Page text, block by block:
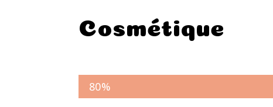
Cosmétique
80%